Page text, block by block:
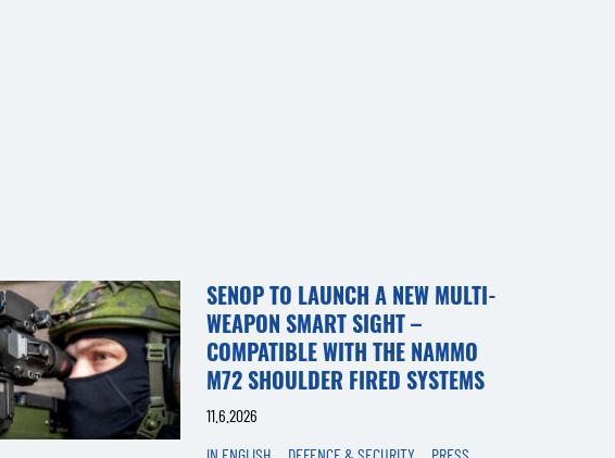
SENOP TO LAUNCH A NEW MULTI-
WEAPON SMART SIGHT –
COMPATIBLE WITH THE NAMMO
M72 SHOULDER FIRED SYSTEMS
11.6.2026